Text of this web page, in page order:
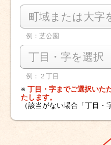
町域または大字
例：芝公園
丁目・字を選択
例：２丁目
※ 丁目・字までご選択いた
たします。
（該当がない場合「丁目・